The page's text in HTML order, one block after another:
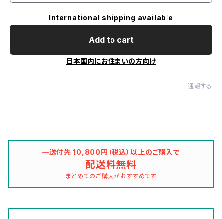
International shipping available
Add to cart
日本国内にお住まいの方向け
通報する
一送付先 10,800円（税込）以上のご購入で
配送料無料
まとめてのご購入がおすすめです